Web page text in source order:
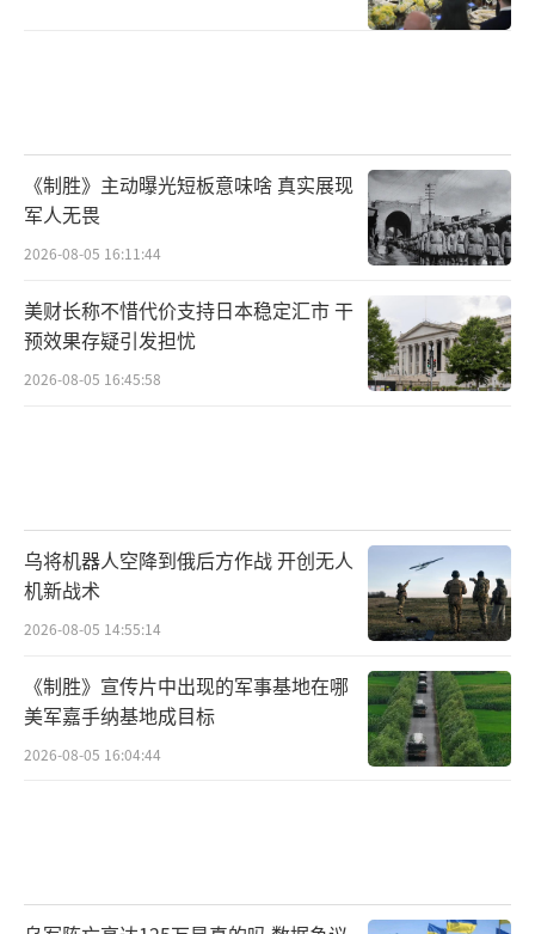
《制胜》主动曝光短板意味啥 真实展现
军人无畏
2026-08-05 16:11:44
美财长称不惜代价支持日本稳定汇市 干
预效果存疑引发担忧
2026-08-05 16:45:58
乌将机器人空降到俄后方作战 开创无人
机新战术
2026-08-05 14:55:14
《制胜》宣传片中出现的军事基地在哪
美军嘉手纳基地成目标
2026-08-05 16:04:44